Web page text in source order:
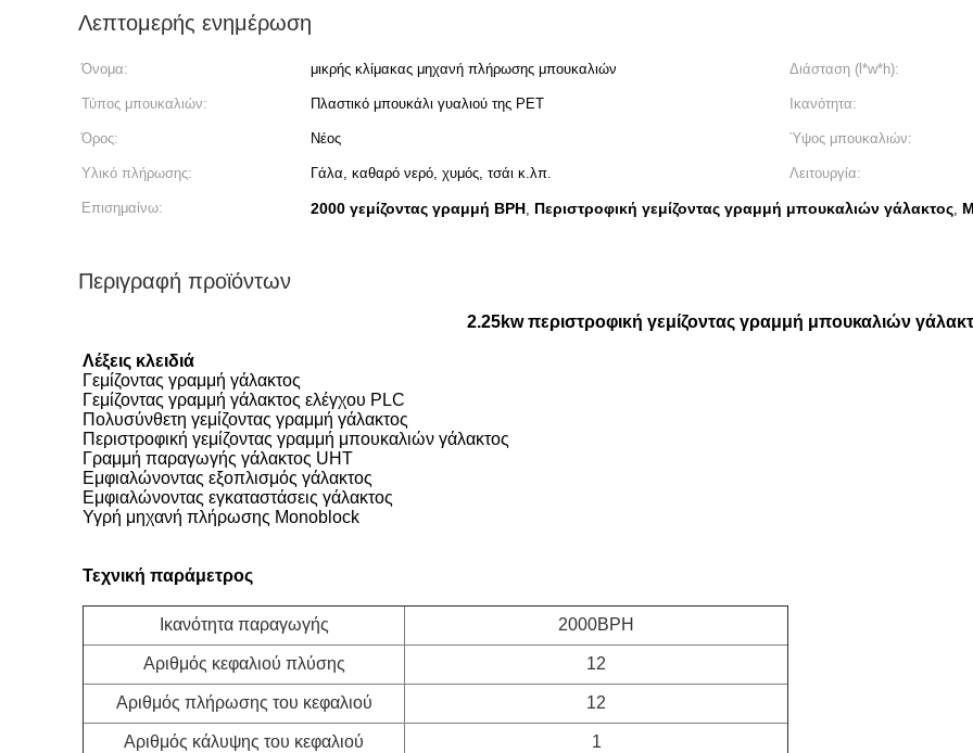
Λεπτομερής ενημέρωση
Όνομα: μικρής κλίμακας μηχανή πλήρωσης μπουκαλιών Διάσταση (l*w*h):
Τύπος μπουκαλιών: Πλαστικό μπουκάλι γυαλιού της PET Ικανότητα:
Όρος: Νέος Ύψος μπουκαλιών:
Υλικό πλήρωσης: Γάλα, καθαρό νερό, χυμός, τσάι κ.λπ. Λειτουργία:
Επισημαίνω: 2000 γεμίζοντας γραμμή BPH, Περιστροφική γεμίζοντας γραμμή μπουκαλιών γάλακτος,
Περιγραφή προϊόντων
2.25kw περιστροφική γεμίζοντας γραμμή μπουκαλιών
Λέξεις κλειδιά
Γεμίζοντας γραμμή γάλακτος
Γεμίζοντας γραμμή γάλακτος ελέγχου PLC
Πολυσύνθετη γεμίζοντας γραμμή γάλακτος
Περιστροφική γεμίζοντας γραμμή μπουκαλιών γάλακτος
Γραμμή παραγωγής γάλακτος UHT
Εμφιαλώνοντας εξοπλισμός γάλακτος
Εμφιαλώνοντας εγκαταστάσεις γάλακτος
Υγρή μηχανή πλήρωσης Monoblock
Τεχνική παράμετρος
Ικανότητα παραγωγής 2000BPH
Αριθμός κεφαλιού πλύσης 12
Αριθμός πλήρωσης του κεφαλιού 12
Αριθμός κάλυψης του κεφαλιού 1